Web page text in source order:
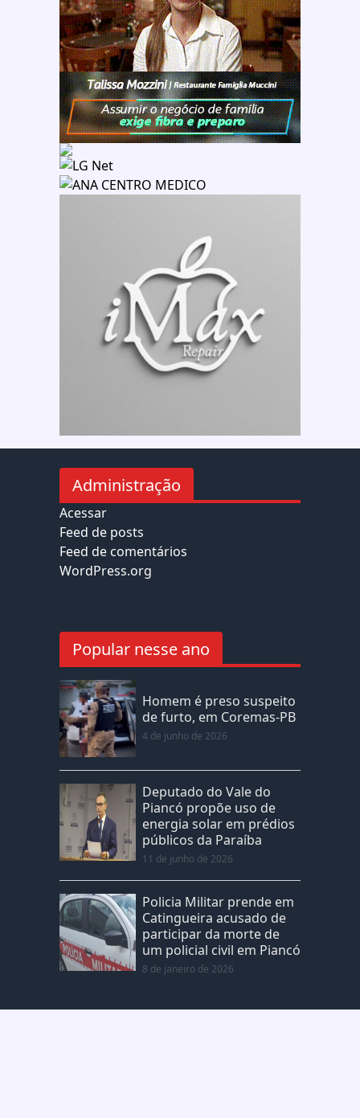
Administração
Acessar
Feed de posts
Feed de comentários
WordPress.org
Popular nesse ano
Homem é preso suspeito
de furto, em Coremas-PB
4 de junho de 2026
Deputado do Vale do
Piancó propõe uso de
energia solar em prédios
públicos da Paraíba
11 de junho de 2026
Policia Militar prende em
Catingueira acusado de
participar da morte de
um policial civil em Piancó
8 de janeiro de 2026